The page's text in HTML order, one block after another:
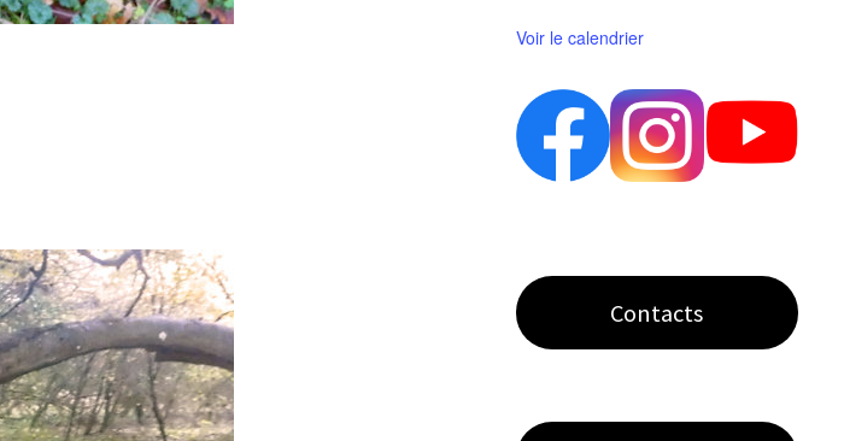
Voir le calendrier
Contacts